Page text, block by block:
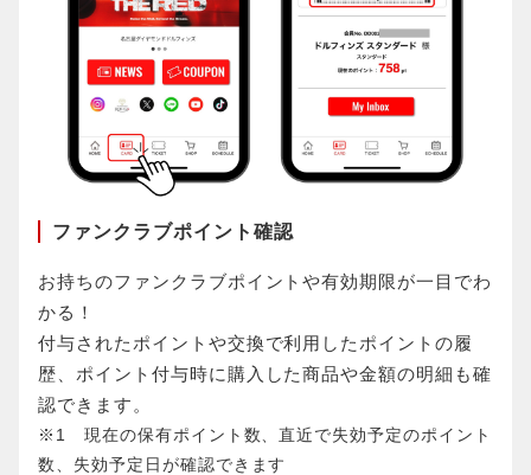
ファンクラブポイント確認
お持ちのファンクラブポイントや有効期限が一目でわ
かる！
付与されたポイントや交換で利用したポイントの履
歴、ポイント付与時に購入した商品や金額の明細も確
認できます。
※1 現在の保有ポイント数、直近で失効予定のポイント
数、失効予定日が確認できます